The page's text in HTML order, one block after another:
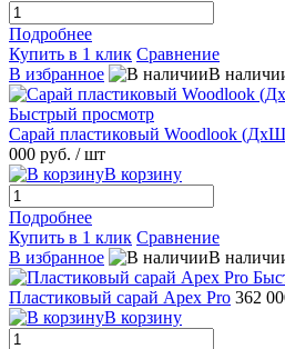
Подробнее
Купить в 1 клик Сравнение
В избранное
В
Быстрый просмотр
Сарай пластиковый Woodlook
000 руб. / шт
В корзину
Подробнее
Купить в 1 клик Сравнение
В избранное
В
Пластиковый сарай Apex Pro 362
В корзину